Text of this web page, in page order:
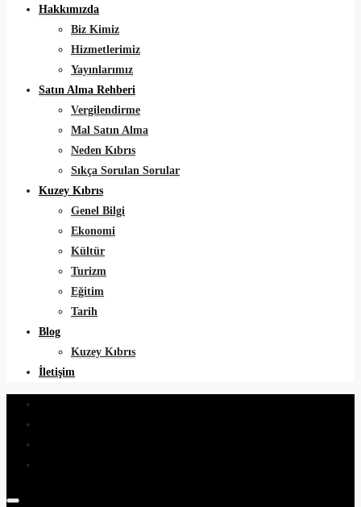
Hakkımızda
Biz Kimiz
Hizmetlerimiz
Yayınlarımız
Satın Alma Rehberi
Vergilendirme
Mal Satın Alma
Neden Kıbrıs
Sıkça Sorulan Sorular
Kuzey Kıbrıs
Genel Bilgi
Ekonomi
Kültür
Turizm
Eğitim
Tarih
Blog
Kuzey Kıbrıs
İletişim